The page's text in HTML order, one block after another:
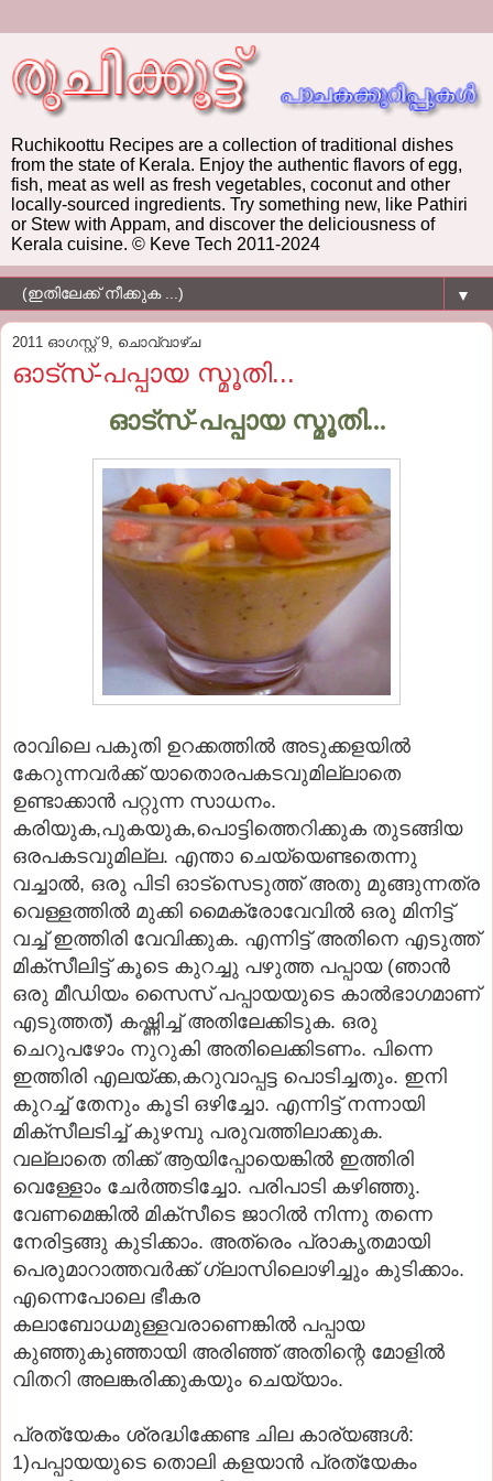
Ruchikoottu Recipes are a collection of traditional dishes
from the state of Kerala. Enjoy the authentic flavors of egg,
fish, meat as well as fresh vegetables, coconut and other
locally-sourced ingredients. Try something new, like Pathiri
or Stew with Appam, and discover the deliciousness of
Kerala cuisine. © Keve Tech 2011-2024
▼
2011 ഓഗസ്റ്റ് 9, ചൊവ്വാഴ്ച
ഓട്സ്-പപ്പായ സ്മൂതി...
ഓട്സ്-പപ്പായ സ്മൂതി...
രാവിലെ പകുതി ഉറക്കത്തിൽ അടുക്കളയിൽ
കേറുന്നവർക്ക് യാതൊരപകടവുമില്ലാതെ
ഉണ്ടാക്കാൻ പറ്റുന്ന സാധനം.
കരിയുക,പുകയുക,പൊട്ടിത്തെറിക്കുക തുടങ്ങിയ
ഒരപകടവുമില്ല. എന്താ ചെയ്യെണ്ടതെന്നു
വച്ചാൽ, ഒരു പിടി ഓട്സെടുത്ത് അതു മുങ്ങുന്നത്ര
വെള്ളത്തിൽ മുക്കി മൈക്രോവേവിൽ ഒരു മിനിട്ട്
വച്ച് ഇത്തിരി വേവിക്കുക. എന്നിട്ട് അതിനെ എടുത്ത്
മിക്സീലിട്ട് കൂടെ കുറച്ചു പഴുത്ത പപ്പായ (ഞാൻ
ഒരു മീഡിയം സൈസ് പപ്പായയുടെ കാൽ‌ഭാഗമാണ്
എടുത്തത്) കഷ്ണിച്ച് അതിലേക്കിടുക. ഒരു
ചെറുപഴോം നുറുകി അതിലെക്കിടണം. പിന്നെ
ഇത്തിരി എലയ്ക്ക,കറുവാപ്പട്ട പൊടിച്ചതും. ഇനി
കുറച്ച് തേനും കൂടി ഒഴിച്ചോ. എന്നിട്ട് നന്നായി
മിക്സീലടിച്ച് കുഴമ്പു പരുവത്തിലാക്കുക.
വല്ലാതെ തിക്ക് ആയിപ്പോയെങ്കിൽ ഇത്തിരി
വെള്ളോം ചേർ‌ത്തടിച്ചോ. പരിപാടി കഴിഞ്ഞു.
വേണമെങ്കിൽ മിക്സീടെ ജാറിൽ നിന്നു തന്നെ
നേരിട്ടങ്ങു കുടിക്കാം. അത്രെം പ്രാകൃതമായി
പെരുമാറാത്തവർക്ക് ഗ്ലാസിലൊഴിച്ചും കുടിക്കാം.
എന്നെപോലെ ഭീകര
കലാബോധമുള്ളവരാണെങ്കിൽ പപ്പായ
കുഞ്ഞുകുഞ്ഞായി അരിഞ്ഞ് അതിന്റെ മോളിൽ
വിതറി അലങ്കരിക്കുകയും ചെയ്യാം.
പ്രത്യേകം ശ്രദ്ധിക്കേണ്ട ചില കാര്യങ്ങൾ:
1)പപ്പായയുടെ തൊലി കളയാൻ പ്രത്യേകം